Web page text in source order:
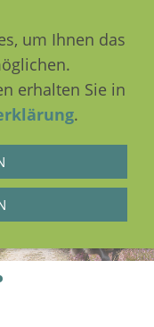
um Ihnen das
erhalten Sie in
.